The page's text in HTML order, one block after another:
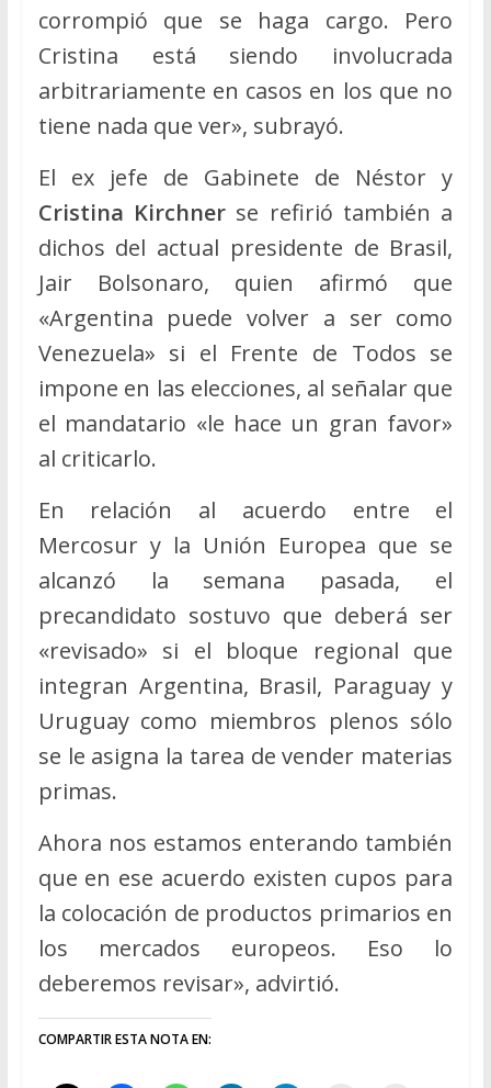
corrompió que se haga cargo. Pero
Cristina está siendo involucrada
arbitrariamente en casos en los que no
tiene nada que ver», subrayó.
El ex jefe de Gabinete de Néstor y
Cristina Kirchner se refirió también a
dichos del actual presidente de Brasil,
Jair Bolsonaro, quien afirmó que
«Argentina puede volver a ser como
Venezuela» si el Frente de Todos se
impone en las elecciones, al señalar que
el mandatario «le hace un gran favor»
al criticarlo.
En relación al acuerdo entre el
Mercosur y la Unión Europea que se
alcanzó la semana pasada, el
precandidato sostuvo que deberá ser
«revisado» si el bloque regional que
integran Argentina, Brasil, Paraguay y
Uruguay como miembros plenos sólo
se le asigna la tarea de vender materias
primas.
Ahora nos estamos enterando también
que en ese acuerdo existen cupos para
la colocación de productos primarios en
los mercados europeos. Eso lo
deberemos revisar», advirtió.
COMPARTIR ESTA NOTA EN: